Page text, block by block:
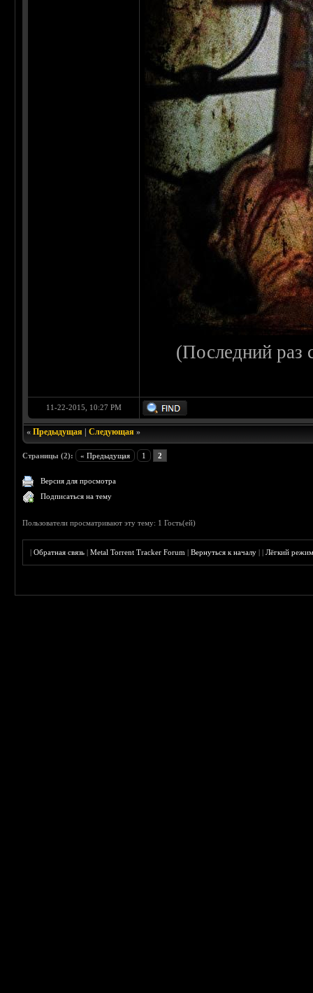
(Последний раз
11-22-2015, 10:27 PM
«Предыдущая |Следующая »
Страницы (2): « Предыдущая 1 2
Версия для просмотра
Подписаться на тему
Пользователи просматривают эту тему: 1 Гость(ей)
|Обратная связь |Metal Torrent Tracker Forum |Вернуться к началу ||Лёгкий